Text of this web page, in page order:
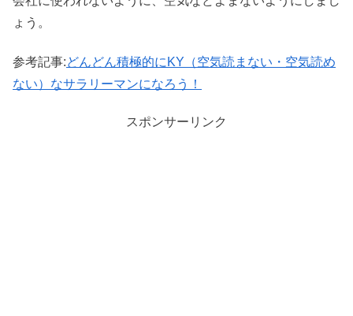
ょう。
参考記事:どんどん積極的にKY（空気読まない・空気読め
ない）なサラリーマンになろう！
スポンサーリンク